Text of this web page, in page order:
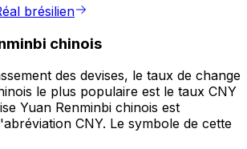
brésilien
chinois
des devises, le taux de change
le plus populaire est le taux CNY
Yuan Renminbi chinois est
CNY. Le symbole de cette